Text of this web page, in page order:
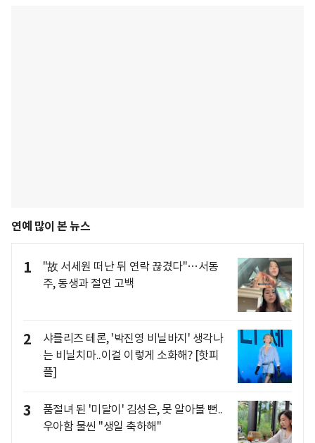
연예 많이 본 뉴스
1
"故 서세원 떠난 뒤 연락 끊겼다"…서동
주, 동생과 절연 고백
2
샤를리즈 테론, '박진영 비닐바지' 생각나
는 비닐치마..이걸 이렇게 소화해? [핫피
플]
3
품절녀 된 '미달이' 김성은, 못 알아볼 뻔..
우아함 물씬 "생일 축하해"